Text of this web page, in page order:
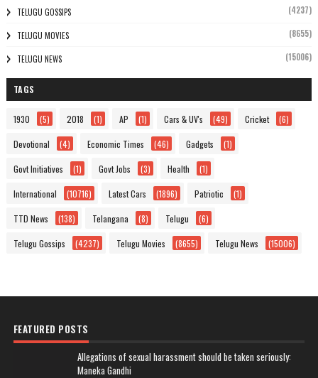
TELUGU GOSSIPS (4237)
TELUGU MOVIES (8655)
TELUGU NEWS (15006)
TAGS
1930 (5) 2018 (1) AP (1) Cars & UV's (49) Cricket (6)
Devotional (4) Economic Times (46) Gadgets (1)
Govt Initiatives (1) Govt Jobs (3) Health (1)
International (10716) Latest Cars (1896) Patriotic (1)
TTD News (138) Telangana (8) Telugu (6)
Telugu Gossips (4237) Telugu Movies (8655) Telugu News (15006)
FEATURED POSTS
Allegations of sexual harassment should be taken seriously:
Maneka Gandhi